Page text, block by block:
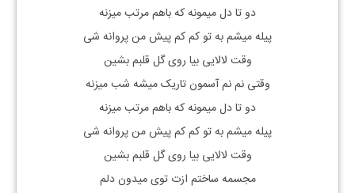
دو تا دل میمونه که باهم مرتب میزنه
پیله میشم به تو کم کم پیش من پروانه شی
وقت لالایی بیا روی گل قلبم بشین
وقتی نم نم آسمون تاریک میشه شب میزنه
دو تا دل میمونه که باهم مرتب میزنه
پیله میشم به تو کم کم پیش من پروانه شی
وقت لالایی بیا روی گل قلبم بشین
مجسمه ساختم ازت توی میدون دلم